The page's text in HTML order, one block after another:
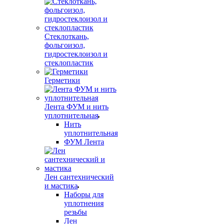
Стеклоткань,
фольгоизол,
гидростеклоизол и
стеклопластик
Герметики
Лента ФУМ и нить
уплотнительная
Нить
уплотнительная
ФУМ Лента
Лен сантехнический
и мастика
Наборы для
уплотнения
резьбы
Лен